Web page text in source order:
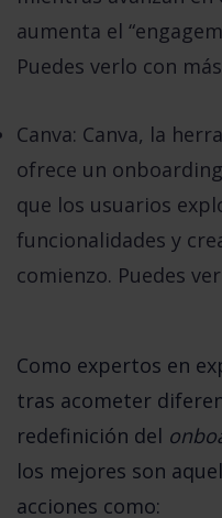
aumenta el
Puedes verlo con
Canva: Canva, la
ofrece un onboarding
que los usuarios
funcionalidades y
comienzo. Puedes
Como expertos en
tras acometer
redefinición del
los mejores son
acciones como: